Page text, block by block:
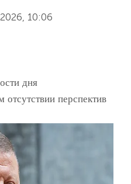
10:06
дня
перспектив